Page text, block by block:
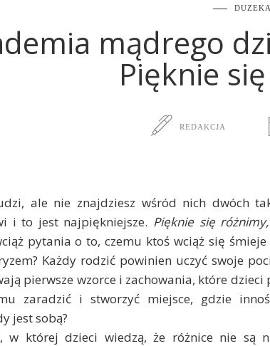
DUZEKA
mądrego
Pięknie
REDAKCJA
ale nie znajdziesz wśród nich dwóch
i to jest najpiękniejsze. Pięknie się różnimy,
pytania o to, czemu ktoś wciąż się
Każdy rodzić powinien uczyć swoje
pierwsze wzorce i zachowania, które dzieci
zaradzić i stworzyć miejsce, gdzie
jest sobą?
w której dzieci wiedzą, że różnice nie są